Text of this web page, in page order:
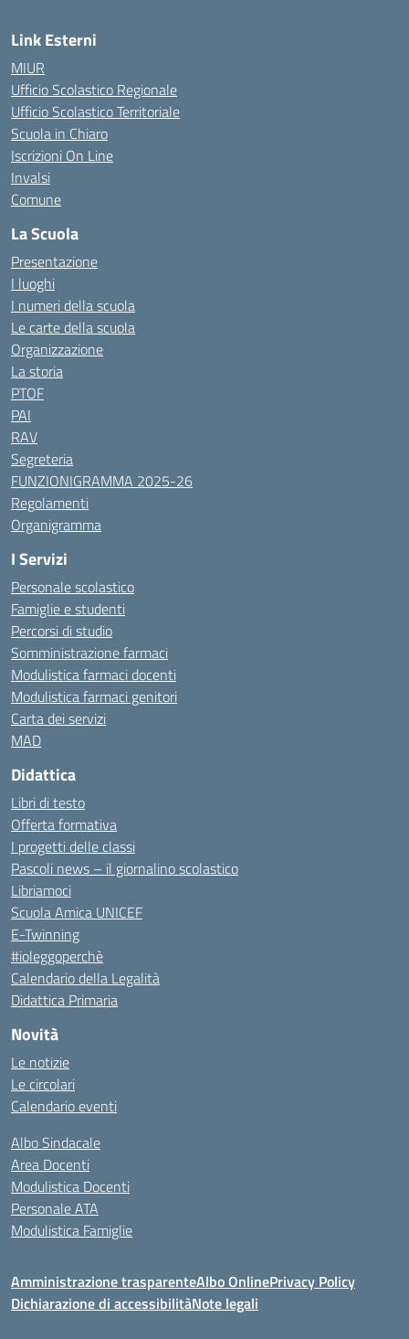
Link Esterni
MIUR
Ufficio Scolastico Regionale
Ufficio Scolastico Territoriale
Scuola in Chiaro
Iscrizioni On Line
Invalsi
Comune
La Scuola
Presentazione
I luoghi
I numeri della scuola
Le carte della scuola
Organizzazione
La storia
PTOF
PAI
RAV
Segreteria
FUNZIONIGRAMMA 2025-26
Regolamenti
Organigramma
I Servizi
Personale scolastico
Famiglie e studenti
Percorsi di studio
Somministrazione farmaci
Modulistica farmaci docenti
Modulistica farmaci genitori
Carta dei servizi
MAD
Didattica
Libri di testo
Offerta formativa
I progetti delle classi
Pascoli news – il giornalino scolastico
Libriamoci
Scuola Amica UNICEF
E-Twinning
#ioleggoperchè
Calendario della Legalità
Didattica Primaria
Novità
Le notizie
Le circolari
Calendario eventi
Albo Sindacale
Area Docenti
Modulistica Docenti
Personale ATA
Modulistica Famiglie
Amministrazione trasparenteAlbo OnlinePrivacy Policy
Dichiarazione di accessibilitàNote legali